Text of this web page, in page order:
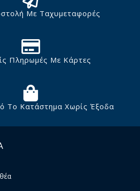
Με Ταχυμεταφορές
Πληρωμές Με Κάρτες
Το Κατάστημα Χωρίς Έξοδα